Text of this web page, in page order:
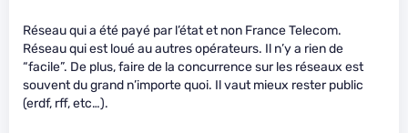
Réseau qui a été payé par l’état et non France Telecom.
Réseau qui est loué au autres opérateurs. Il n’y a rien de
“facile”. De plus, faire de la concurrence sur les réseaux est
souvent du grand n’importe quoi. Il vaut mieux rester public
(erdf, rff, etc…).